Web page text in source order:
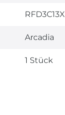
RFD3C13X
Arcadia
1 Stück